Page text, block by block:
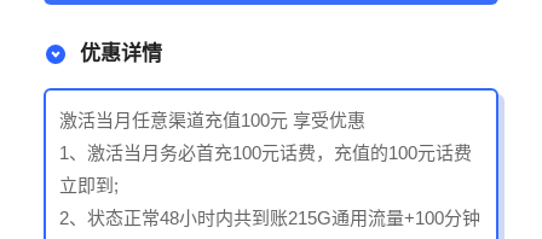
优惠详情
激活当月任意渠道充值100元 享受优惠
1、激活当月务必首充100元话费，充值的100元话费
立即到;
2、状态正常48小时内共到账215G通用流量+100分钟